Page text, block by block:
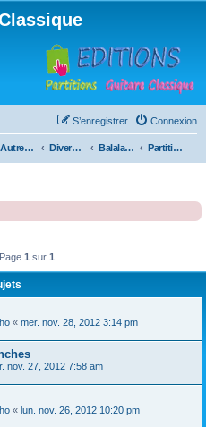
Connexion
S’enregistrer
Autres instruments à cordes pincées, ou styles Divers instruments Balalaïka Partitions
1 sur 1
« mer. nov. 28, 2012 3:14 pm
nov. 27, 2012 7:58 am
« lun. nov. 26, 2012 10:20 pm